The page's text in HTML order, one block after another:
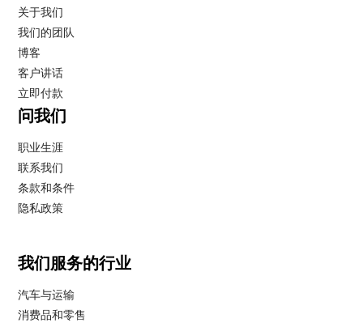
关于我们
我们的团队
博客
客户讲话
立即付款
问我们
职业生涯
联系我们
条款和条件
隐私政策
我们服务的行业
汽车与运输
消费品和零售